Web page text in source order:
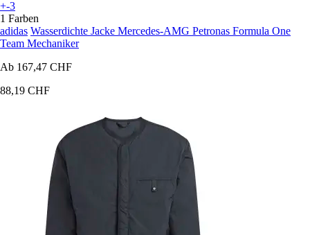
+-3
1 Farben
adidas Wasserdichte Jacke Mercedes-AMG Petronas Formula One
Team Mechaniker
Ab 167,47 CHF
88,19 CHF